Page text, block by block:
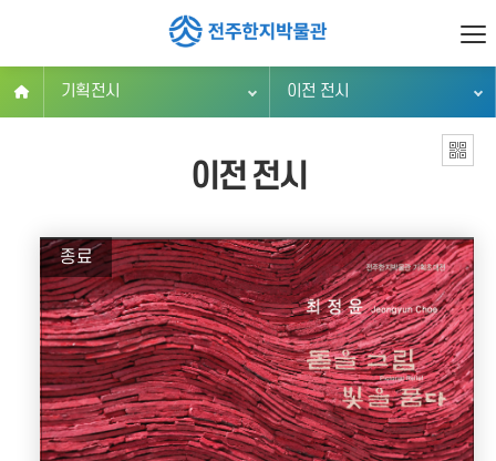
기획전시 이전 전시
이전 전시
종료